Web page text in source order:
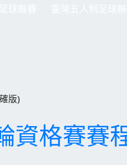
版)
資格賽賽